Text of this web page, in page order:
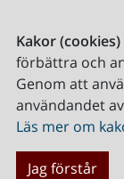
Kakor (cookies)
förbättra och
Genom att
användandet
Läs mer om
Jag förstår